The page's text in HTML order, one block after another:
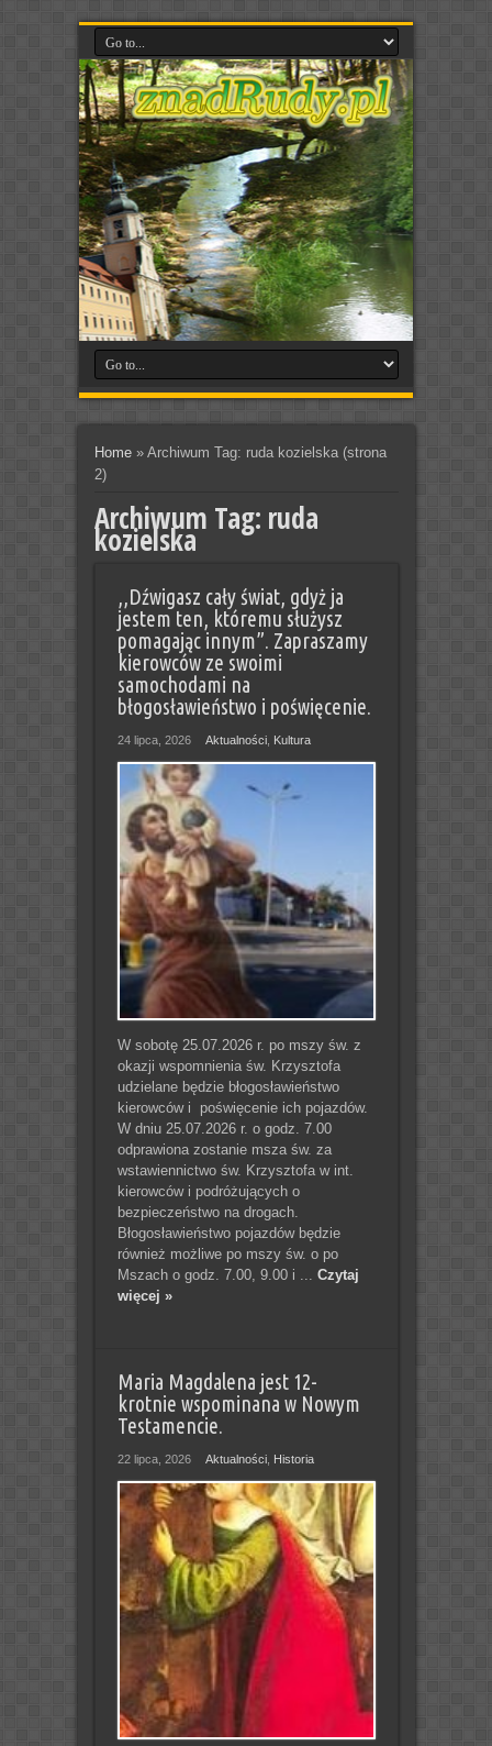
Home» Archiwum Tag: ruda kozielska(strona
2)
Archiwum Tag: ruda
kozielska
,,Dźwigasz cały świat, gdyż ja
jestem ten, któremu służysz
pomagając innym”. Zapraszamy
kierowców ze swoimi
samochodami na
błogosławieństwo i poświęcenie.
24 lipca, 2026 Aktualności, Kultura
W sobotę 25.07.2026 r. po mszy św. z
okazji wspomnienia św. Krzysztofa
udzielane będzie błogosławieństwo
kierowców i poświęcenie ich pojazdów.
W dniu 25.07.2026 r. o godz. 7.00
odprawiona zostanie msza św. za
wstawiennictwo św. Krzysztofa w int.
kierowców i podróżujących o
bezpieczeństwo na drogach.
Błogosławieństwo pojazdów będzie
również możliwe po mszy św. o po
Mszach o godz. 7.00, 9.00 i ... Czytaj
więcej »
Maria Magdalena jest 12-
krotnie wspominana w Nowym
Testamencie.
22 lipca, 2026 Aktualności, Historia